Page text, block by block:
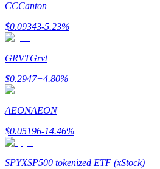
Rehber
Vadeli İşlemler Başlangıç Kılavuzu
Ticaret stratejileri
CCCanton
$0.09343-5.23%
GRVTGrvt
$0.2947+4.80%
AEONAEON
$0.05196-14.46%
SPYXSP500 tokenized ETF (xStock)